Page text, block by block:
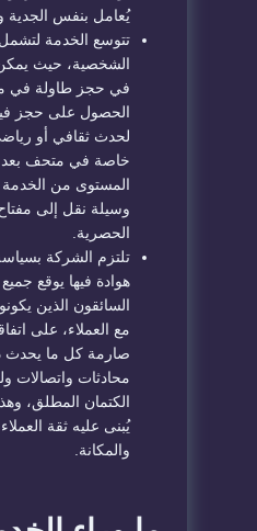
يُعامل بنفس الجدية
تتوسع الخدمة
الشخصية، حيث
في حجز طاولة في
الحصول على حجز
لحدث ثقافي أو
خاصة في متحف بعد
المستوى من
وسيلة نقل إلى
الحصرية.
تلتزم الشركة
هوادة فيها يوقع
السائقون الذين
مع العملاء، على
صارمة كل ما يحدث
محادثات
الكتمان المطلق،
يُبنى عليه ثقة
والمكانة.